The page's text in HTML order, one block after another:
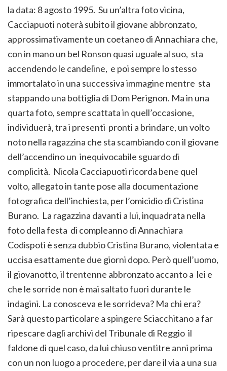
la data: 8 agosto 1995. Su un’altra foto vicina,
Cacciapuoti noterà subito il giovane abbronzato,
approssimativamente un coetaneo di Annachiara che,
con in mano un bel Ronson quasi uguale al suo, sta
accendendo le candeline, e poi sempre lo stesso
immortalato in una successiva immagine mentre sta
stappando una bottiglia di Dom Perignon. Ma in una
quarta foto, sempre scattata in quell’occasione,
individuerà, tra i presenti pronti a brindare, un volto
noto nella ragazzina che sta scambiando con il giovane
dell’accendino un inequivocabile sguardo di
complicità. Nicola Cacciapuoti ricorda bene quel
volto, allegato in tante pose alla documentazione
fotografica dell’inchiesta, per l’omicidio di Cristina
Burano. La ragazzina davanti a lui, inquadrata nella
foto della festa di compleanno di Annachiara
Codispoti è senza dubbio Cristina Burano, violentata e
uccisa esattamente due giorni dopo. Però quell’uomo,
il giovanotto, il trentenne abbronzato accanto a lei e
che le sorride non è mai saltato fuori durante le
indagini. La conosceva e le sorrideva? Ma chi era?
Sarà questo particolare a spingere Sciacchitano a far
ripescare dagli archivi del Tribunale di Reggio il
faldone di quel caso, da lui chiuso ventitre anni prima
con un non luogo a procedere, per dare il via a una sua